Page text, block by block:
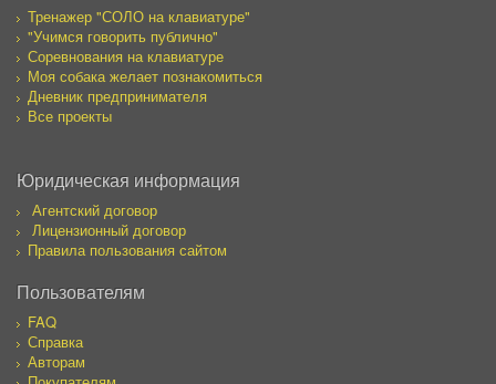
Тренажер "СОЛО на клавиатуре"
"Учимся говорить публично"
Соревнования на клавиатуре
Моя собака желает познакомиться
Дневник предпринимателя
Все проекты
Юридическая информация
Агентский договор
Лицензионный договор
Правила пользования сайтом
Пользователям
FAQ
Справка
Авторам